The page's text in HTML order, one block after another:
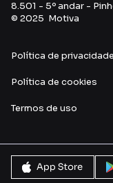
8.501 - 5º andar -
© 2025 Motiva
Política de privacidade
Política de cookies
Termos de uso